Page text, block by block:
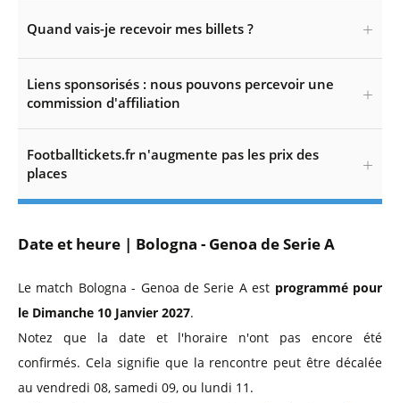
Quand vais-je recevoir mes billets ?
Liens sponsorisés : nous pouvons percevoir une
commission d'affiliation
Footballtickets.fr n'augmente pas les prix des
places
Date et heure | Bologna - Genoa de Serie A
Le match Bologna - Genoa de Serie A est programmé pour
le Dimanche 10 Janvier 2027.
Notez que la date et l'horaire n'ont pas encore été
confirmés. Cela signifie que la rencontre peut être décalée
au vendredi 08, samedi 09, ou lundi 11.